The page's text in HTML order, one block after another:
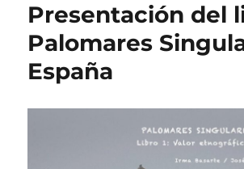
Presentación del
Palomares
España